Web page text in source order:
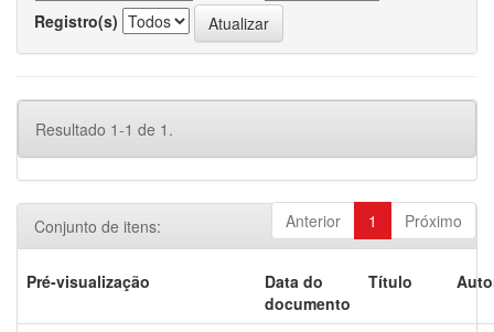
Registro(s)
Resultado 1-1 de 1.
Anterior 1 Próximo
Conjunto de itens:
Pré-visualização
Data do
documento
Título